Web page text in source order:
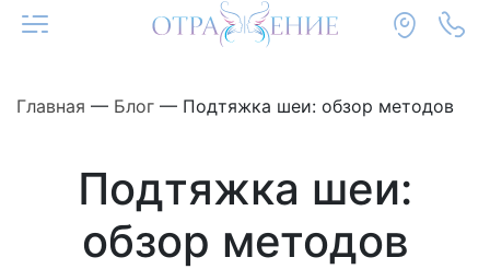
Главная — Блог — Подтяжка шеи: обзор методов
Подтяжка шеи:
обзор методов